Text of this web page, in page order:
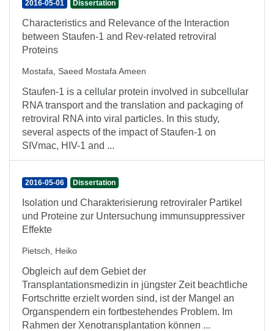
2016-05-01 Dissertation
Characteristics and Relevance of the Interaction
between Staufen-1 and Rev-related retroviral
Proteins
Mostafa, Saeed Mostafa Ameen
Staufen-1 is a cellular protein involved in subcellular
RNA transport and the translation and packaging of
retroviral RNA into viral particles. In this study,
several aspects of the impact of Staufen-1 on
SIVmac, HIV-1 and ...
2016-05-06 Dissertation
Isolation und Charakterisierung retroviraler Partikel
und Proteine zur Untersuchung immunsuppressiver
Effekte
Pietsch, Heiko
Obgleich auf dem Gebiet der
Transplantationsmedizin in jüngster Zeit beachtliche
Fortschritte erzielt worden sind, ist der Mangel an
Organspendern ein fortbestehendes Problem. Im
Rahmen der Xenotransplantation können ...